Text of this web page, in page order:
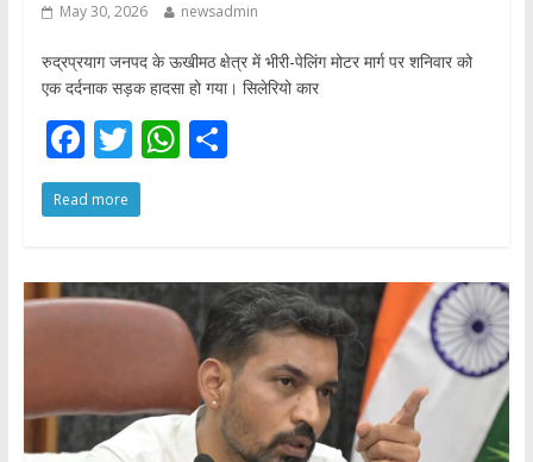
May 30, 2026 newsadmin
रुद्रप्रयाग जनपद के ऊखीमठ क्षेत्र में भीरी-पेलिंग मोटर मार्ग पर शनिवार को
एक दर्दनाक सड़क हादसा हो गया। सिलेरियो कार
F
ac
e
o
o
T
w
itt
W
A
p
p
S
Read more